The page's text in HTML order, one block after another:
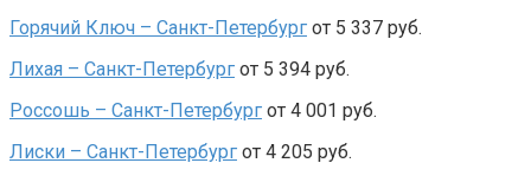
Горячий Ключ – Санкт-Петербург от 5 337 руб.
Лихая – Санкт-Петербург от 5 394 руб.
Россошь – Санкт-Петербург от 4 001 руб.
Лиски – Санкт-Петербург от 4 205 руб.